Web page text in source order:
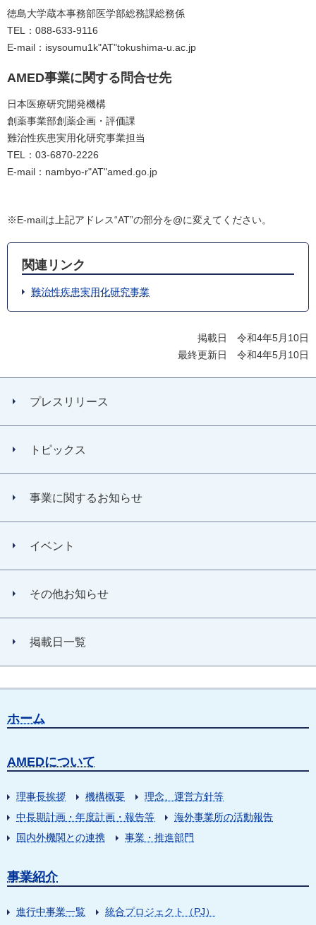
徳島大学蔵本事務部医学部総務課総務係
TEL：088-633-9116
E-mail：isysoumu1k"AT"tokushima-u.ac.jp
AMED事業に関する問合せ先
日本医療研究開発機構
創薬事業部創薬企画・評価課
難治性疾患実用化研究事業担当
TEL：03-6870-2226
E-mail：nambyo-r"AT"amed.go.jp
※E-mailは上記アドレス“AT”の部分を@に変えてください。
関連リンク
難治性疾患実用化研究事業
掲載日 令和4年5月10日
最終更新日 令和4年5月10日
プレスリリース
トピックス
事業に関するお知らせ
イベント
その他お知らせ
掲載日一覧
ホーム
AMEDについて
理事長挨拶 機構概要
理念、運営方針等
中長期計画・年度計画・報告等
海外事業所の活動報告
国内外機関との連携
事業・推進部門
事業紹介
進行中事業一覧
統合プロジェクト（PJ）